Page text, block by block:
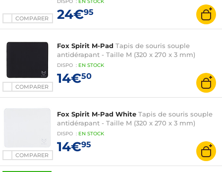
COMPARER
EN STOCK
24€95
COMPARER
Fox Spirit M-Pad Tapis de souris souple
antidérapant - Taille M (320 x 270 x 3 mm)
DISPO : EN STOCK
14€50
COMPARER
Fox Spirit M-Pad White Tapis de souris souple
antidérapant - Taille M (320 x 270 x 3 mm)
DISPO : EN STOCK
14€95